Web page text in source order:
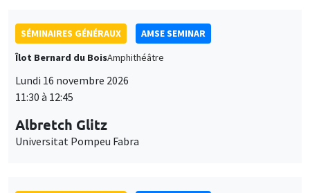
SÉMINAIRES GÉNÉRAUX
AMSE SEMINAR
Îlot Bernard du BoisAmphithéâtre
Lundi 16 novembre 2026
11:30 à 12:45
Albretch Glitz
Universitat Pompeu Fabra